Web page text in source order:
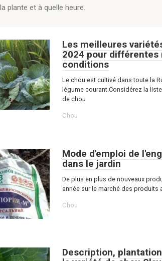
plante et à quelle heure.
Les meilleures
2024 pour différentes
conditions
Le chou est cultivé dans toute la
légume courant.Considérez la
de chou
Chou
Mode d'emploi de
dans le jardin
De plus en plus de nouveaux
année sur le marché des produits
Chou
Description,